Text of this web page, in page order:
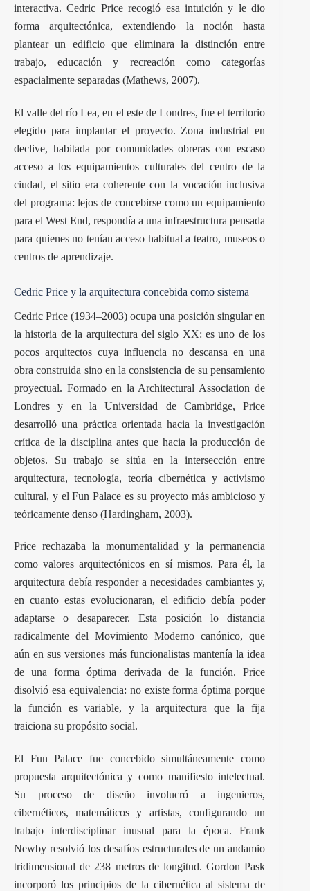
interactiva. Cedric Price recogió esa intuición y le dio
forma arquitectónica, extendiendo la noción hasta
plantear un edificio que eliminara la distinción entre
trabajo, educación y recreación como categorías
espacialmente separadas (Mathews, 2007).
El valle del río Lea, en el este de Londres, fue el territorio
elegido para implantar el proyecto. Zona industrial en
declive, habitada por comunidades obreras con escaso
acceso a los equipamientos culturales del centro de la
ciudad, el sitio era coherente con la vocación inclusiva
del programa: lejos de concebirse como un equipamiento
para el West End, respondía a una infraestructura pensada
para quienes no tenían acceso habitual a teatro, museos o
centros de aprendizaje.
Cedric Price y la arquitectura concebida como sistema
Cedric Price (1934–2003) ocupa una posición singular en
la historia de la arquitectura del siglo XX: es uno de los
pocos arquitectos cuya influencia no descansa en una
obra construida sino en la consistencia de su pensamiento
proyectual. Formado en la Architectural Association de
Londres y en la Universidad de Cambridge, Price
desarrolló una práctica orientada hacia la investigación
crítica de la disciplina antes que hacia la producción de
objetos. Su trabajo se sitúa en la intersección entre
arquitectura, tecnología, teoría cibernética y activismo
cultural, y el Fun Palace es su proyecto más ambicioso y
teóricamente denso (Hardingham, 2003).
Price rechazaba la monumentalidad y la permanencia
como valores arquitectónicos en sí mismos. Para él, la
arquitectura debía responder a necesidades cambiantes y,
en cuanto estas evolucionaran, el edificio debía poder
adaptarse o desaparecer. Esta posición lo distancia
radicalmente del Movimiento Moderno canónico, que
aún en sus versiones más funcionalistas mantenía la idea
de una forma óptima derivada de la función. Price
disolvió esa equivalencia: no existe forma óptima porque
la función es variable, y la arquitectura que la fija
traiciona su propósito social.
El Fun Palace fue concebido simultáneamente como
propuesta arquitectónica y como manifiesto intelectual.
Su proceso de diseño involucró a ingenieros,
cibernéticos, matemáticos y artistas, configurando un
trabajo interdisciplinar inusual para la época. Frank
Newby resolvió los desafíos estructurales de un andamio
tridimensional de 238 metros de longitud. Gordon Pask
incorporó los principios de la cibernética al sistema de